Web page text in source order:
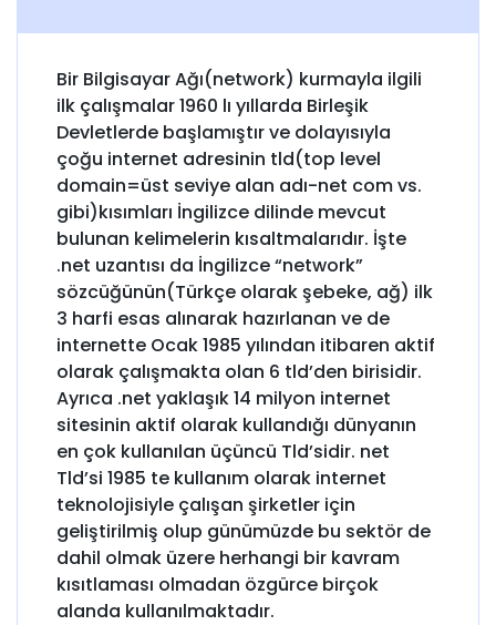
Bir Bilgisayar Ağı(network) kurmayla ilgili
ilk çalışmalar 1960 lı yıllarda Birleşik
Devletlerde başlamıştır ve dolayısıyla
çoğu internet adresinin tld(top level
domain=üst seviye alan adı-net com vs.
gibi)kısımları İngilizce dilinde mevcut
bulunan kelimelerin kısaltmalarıdır. İşte
.net uzantısı da İngilizce “network”
sözcüğünün(Türkçe olarak şebeke, ağ) ilk
3 harfi esas alınarak hazırlanan ve de
internette Ocak 1985 yılından itibaren aktif
olarak çalışmakta olan 6 tld’den birisidir.
Ayrıca .net yaklaşık 14 milyon internet
sitesinin aktif olarak kullandığı dünyanın
en çok kullanılan üçüncü Tld’sidir. net
Tld’si 1985 te kullanım olarak internet
teknolojisiyle çalışan şirketler için
geliştirilmiş olup günümüzde bu sektör de
dahil olmak üzere herhangi bir kavram
kısıtlaması olmadan özgürce birçok
alanda kullanılmaktadır.